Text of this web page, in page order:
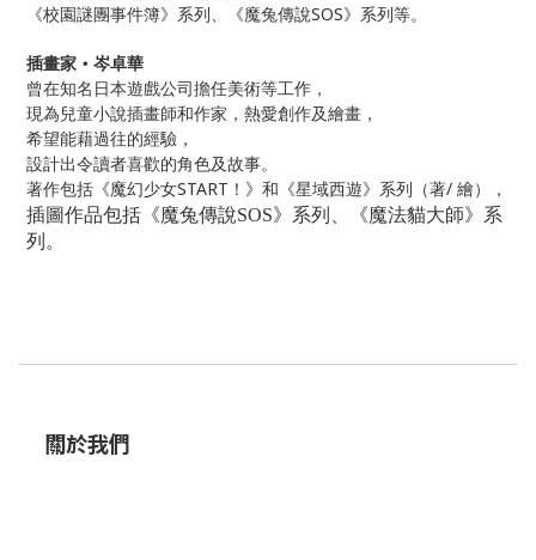
《校園謎團事件簿》系列、《魔兔傳說SOS》系列等。
插畫家 ‧ 岑卓華
曾在知名日本遊戲公司擔任美術等工作，
現為兒童小說插畫師和作家，熱愛創作及繪畫，
希望能藉過往的經驗，
設計出令讀者喜歡的角色及故事。
著作包括《魔幻少女START ！》和《星域西遊》系列（著/ 繪），
插圖作品包括《魔兔傳說SOS》系列、《魔法貓大師》系
列。
關於我們